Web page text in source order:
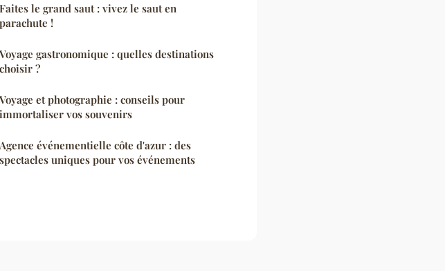
Faites le grand saut : vivez le saut en
parachute !
Voyage gastronomique : quelles destinations
choisir ?
Voyage et photographie : conseils pour
immortaliser vos souvenirs
Agence événementielle côte d'azur : des
spectacles uniques pour vos événements